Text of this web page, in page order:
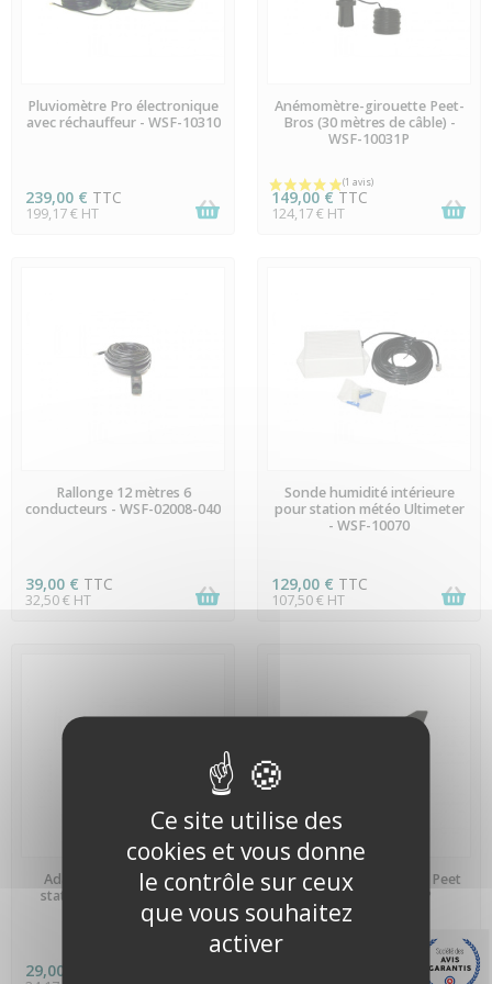
(1 avis)
EN STOCK
Pluviomètre Pro électronique
avec réchauffeur - WSF-10310
239,00 € TTC
199,17 € HT
PRÉCOMMANDE
Anémomètre-girouette Peet-
Bros (30 mètres de câble) -
WSF-10031P
149,00 € TTC
124,17 € HT
EN STOCK
Rallonge 12 mètres 6
conducteurs - WSF-02008-040
39,00 € TTC
32,50 € HT
EN STOCK
Sonde humidité intérieure
pour station météo Ultimeter
- WSF-10070
129,00 € TTC
107,50 € HT
EN STOCK
Adaptateur 5 ports pour
stations Peet Bros - WSF-
02065
29,00 €
Anémomètre-girouette Peet
Bros - WSF-10030P
Ce site utilise des
cookies et vous donne
le contrôle sur ceux
que vous souhaitez
activer